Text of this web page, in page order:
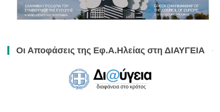
Οι Αποφάσεις της Εφ.Α.Ηλείας στη ΔΙΑΥΓΕΙΑ